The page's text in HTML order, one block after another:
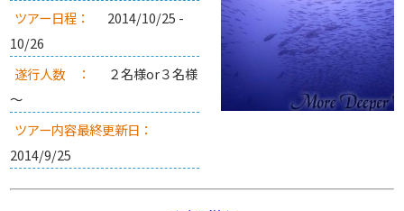
ツアー日程：
2014/10/25 -
10/26
遂行人数 ：
２名様or３名様
～
ツアー内容最終更新日：
2014/9/25